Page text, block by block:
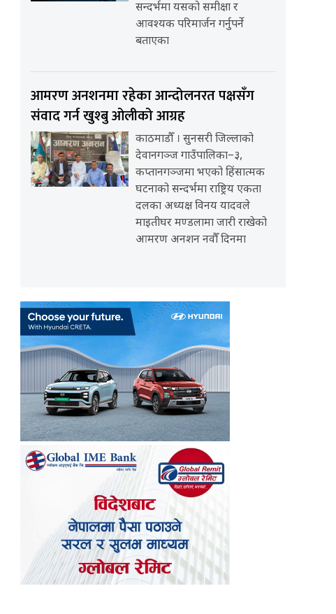
सन्दर्भमा यसको समीक्षा र
आवश्यक परिमार्जन गर्नुपर्ने
बताएका
आमरण अनशनमा रहेका आन्दोलनरत पक्षसँग
संवाद गर्न खुश्बु ओलीको आग्रह
काठमाडौँ । सुनसरी जिल्लाको
देवानगञ्ज गाउँपालिका–३,
कप्तानगञ्जमा भएको हिंसात्मक
घटनाको सन्दर्भमा राष्ट्रिय एकता
दलका अध्यक्ष विनय यादवले
माइतीघर मण्डलामा जारी राखेको
आमरण अनशन नवौँ दिनमा